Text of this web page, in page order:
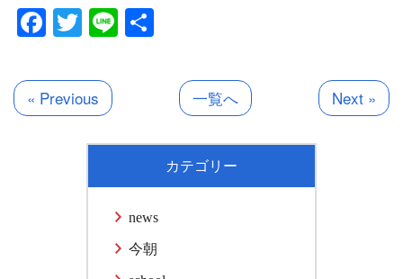
Facebook
Twitter
Line
« Previous 一覧へ Next »
カテゴリー
news
今朝